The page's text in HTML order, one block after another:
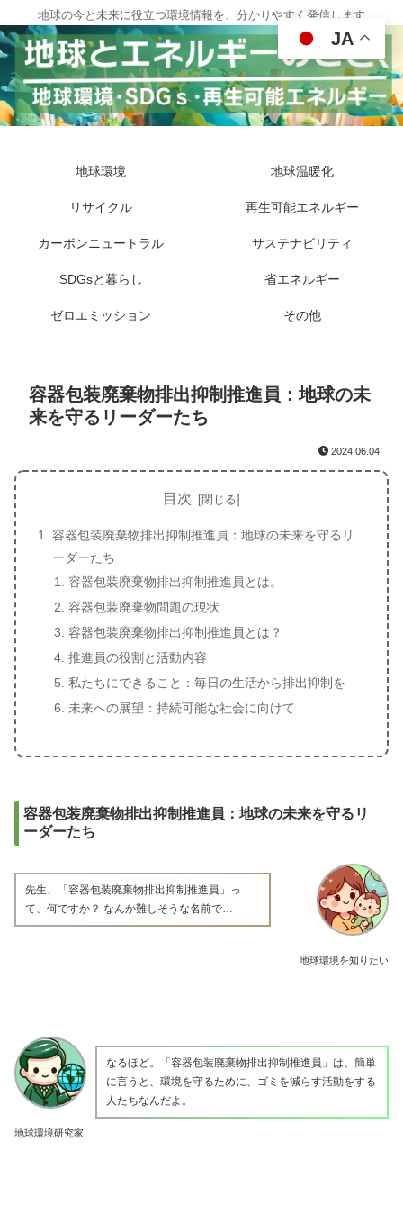
地球の今と未来に役立つ環境情報を、分かりやすく発信します
地球環境 地球温暖化
リサイクル 再生可能エネルギー
カーボンニュートラル サステナビリティ
SDGsと暮らし 省エネルギー
ゼロエミッション その他
容器包装廃棄物排出抑制推進員：地球の未
来を守るリーダーたち
2024.06.04
目次
容器包装廃棄物排出抑制推進員：地球の未来を守るリ
ーダーたち
容器包装廃棄物排出抑制推進員とは。
容器包装廃棄物問題の現状
容器包装廃棄物排出抑制推進員とは？
推進員の役割と活動内容
私たちにできること：毎日の生活から排出抑制を
未来への展望：持続可能な社会に向けて
容器包装廃棄物排出抑制推進員：地球の未来を守るリ
ーダーたち
地球環境を知りたい
先生、「容器包装廃棄物排出抑制推進員」っ
て、何ですか？ なんか難しそうな名前で…
地球環境研究家
なるほど。「容器包装廃棄物排出抑制推進員」は、簡単
に言うと、環境を守るために、ゴミを減らす活動をする
人たちなんだよ。
JA